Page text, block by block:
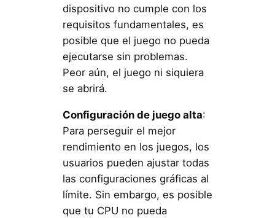
dispositivo no cumple con los
requisitos fundamentales, es
posible que el juego no pueda
ejecutarse sin problemas.
Peor aún, el juego ni siquiera
se abrirá.
Configuración de juego alta:
Para perseguir el mejor
rendimiento en los juegos, los
usuarios pueden ajustar todas
las configuraciones gráficas al
límite. Sin embargo, es posible
que tu CPU no pueda